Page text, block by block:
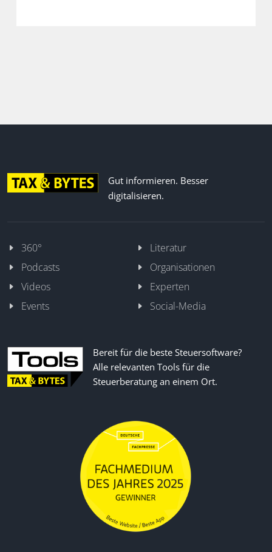
Gut informieren. Besser
digitalisieren.
360°
Literatur
Podcasts
Organisationen
Videos
Experten
Events
Social-Media
Bereit für die beste Steuersoftware?
Alle relevanten Tools für die
Steuerberatung an einem Ort.